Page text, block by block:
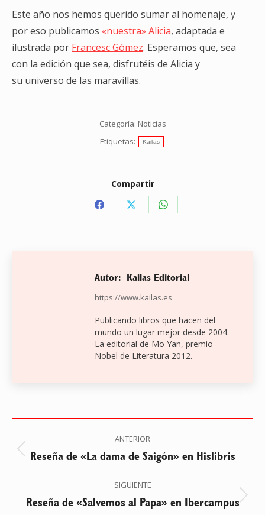
Este año nos hemos querido sumar al homenaje, y
por eso publicamos «nuestra» Alicia, adaptada e
ilustrada por Francesc Gómez. Esperamos que, sea
con la edición que sea, disfrutéis de Alicia y
su universo de las maravillas.
Categoría: Noticias
Etiquetas:
Kailas
Compartir
Share Share Share
Autor: Kailas Editorial
https://www.kailas.es
Publicando libros que hacen del
mundo un lugar mejor desde 2004.
La editorial de Mo Yan, premio
Nobel de Literatura 2012.
entre
publicaciones
ANTERIOR
Publicación
Reseña de «La dama de Saigón» en Hislibris
SIGUIENTE
Publicación
Reseña de «Salvemos al Papa» en Ibercampus